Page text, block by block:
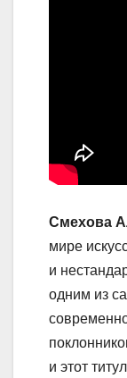
Смехова
мире
и
одним из
и этот